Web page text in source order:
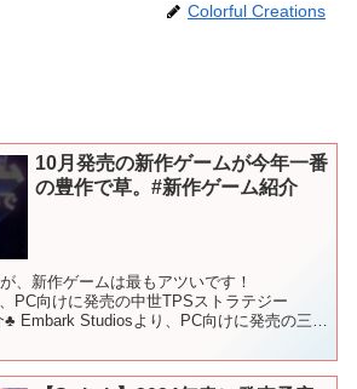
Colorful Creations
10月発売の新作ゲームが今年一番
の豊作で草。#新作ゲーム紹介
、新作ゲームは最もアツいです！
PC向けに発売の中世TPSストラテジー
♣ Embark Studiosより、PC向けに発売の三人